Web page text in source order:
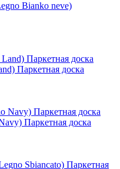
Bianko neve)
Паркетная доска
Паркетная доска